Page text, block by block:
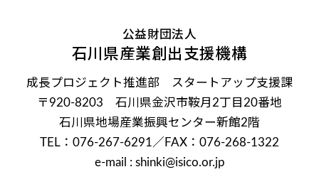
公益財団法人
石川県産業創出支援機構
成長プロジェクト推進部 スタートアップ支援課
〒920-8203 石川県金沢市鞍月2丁目20番地
石川県地場産業振興センター新館2階
TEL：076-267-6291／FAX：076-268-1322
e-mail : shinki@isico.or.jp